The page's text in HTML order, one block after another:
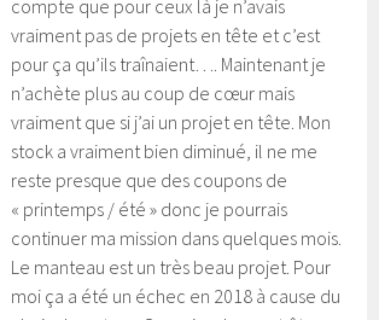
compte que pour ceux là je n’avais
vraiment pas de projets en tête et c’est
pour ça qu’ils traînaient…. Maintenant je
n’achète plus au coup de cœur mais
vraiment que si j’ai un projet en tête. Mon
stock a vraiment bien diminué, il ne me
reste presque que des coupons de
« printemps / été » donc je pourrais
continuer ma mission dans quelques mois.
Le manteau est un très beau projet. Pour
moi ça a été un échec en 2018 à cause du